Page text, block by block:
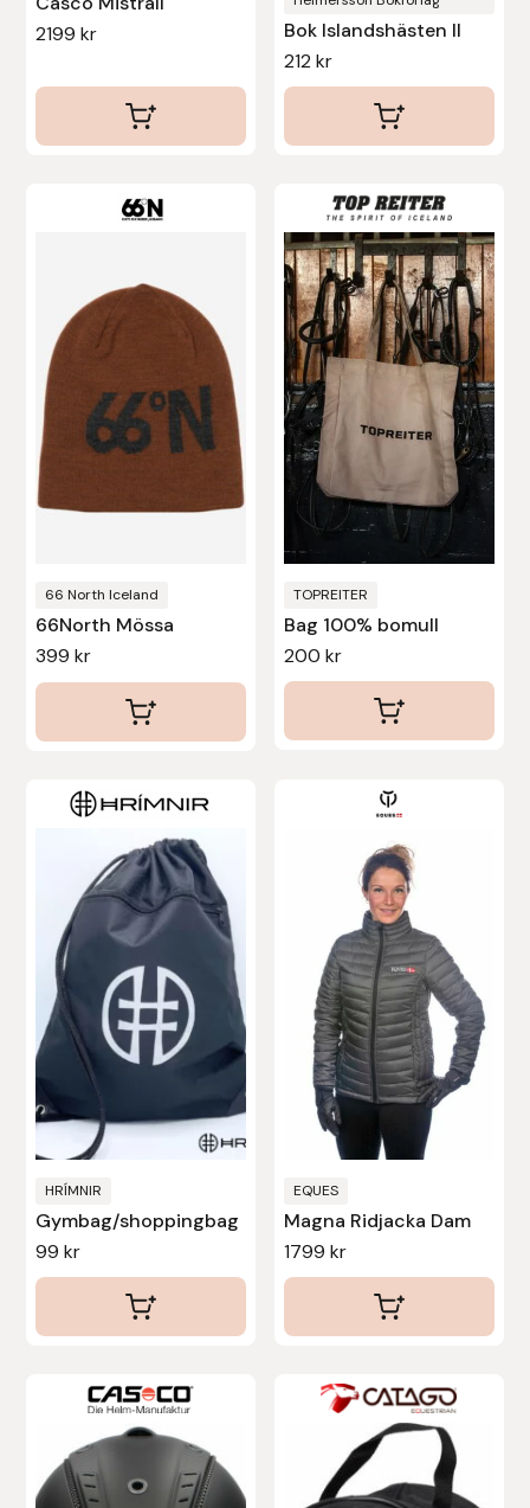
2199kr
Bok Islandshästen II
212 kr
66 North Iceland
66North Mössa
399kr
TOPREITER
Bag 100% bomull
200 kr
HRÍMNIR
Gymbag/shoppingbag
99kr
EQUES
Magna Ridjacka Dam
1799 kr
produkten
varianter.
olika
alternativen
kan
väljas
produktsidan
produkten
har
Protector
Redback
Roeckl
Safehorse of Sweden
Sigga Ævars
Sivart Bokförlag
Sonnenreiter
Star
Suedwind
Tear-Aid
Tidningen Ridsport Island
TöltSaga
TOPREITER
Trikem
Tunahaken
Uhip
Vals
Werkman Hoofcare
Willab